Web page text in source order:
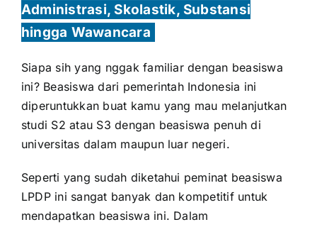
Administrasi, Skolastik, Substansi
hingga Wawancara
Siapa sih yang nggak familiar dengan beasiswa
ini? Beasiswa dari pemerintah Indonesia ini
diperuntukkan buat kamu yang mau melanjutkan
studi S2 atau S3 dengan beasiswa penuh di
universitas dalam maupun luar negeri.
Seperti yang sudah diketahui peminat beasiswa
LPDP ini sangat banyak dan kompetitif untuk
mendapatkan beasiswa ini. Dalam